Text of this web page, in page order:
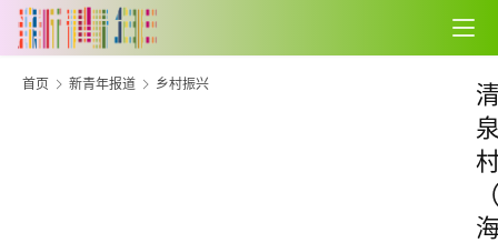
首页 新青年报道 乡村振兴